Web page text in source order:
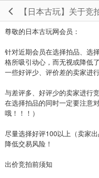
尊敬的日本古玩网会员：
针对近期会员在选择拍品、选
格所吸引动心，而无视或降低
一些好评少、评价差的卖家进行
与差评多、好评少的卖家进行
在选择拍品的同时一定要注意
哦！！！）
尽量选择好评100以上（卖家
降低交易风险！
出价竞拍前须知